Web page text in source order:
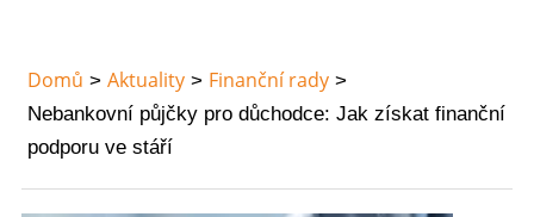
Domů Aktuality Finanční rady
Nebankovní půjčky pro důchodce: Jak získat finanční
podporu ve stáří